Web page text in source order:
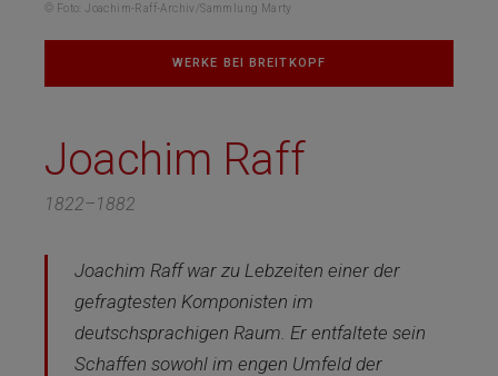
© Foto: Joachim-Raff-Archiv/Sammlung Marty
WERKE BEI BREITKOPF
Joachim Raff
1822–1882
Joachim Raff war zu Lebzeiten einer der
gefragtesten Komponisten im
deutschsprachigen Raum. Er entfaltete sein
Schaffen sowohl im engen Umfeld der